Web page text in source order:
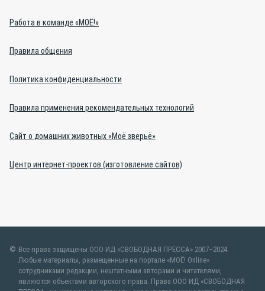
Работа в команде «МОЁ!»
Правила общения
Политика конфиденциальности
Правила применения рекомендательных технологий
Сайт о домашних животных «Моё зверьё»
Центр интернет-проектов (изготовление сайтов)
Все права защищены ООО ИД «СВОБОДНАЯ ПРЕССА» 2007–2024.
Любые материалы, размещенные на портале «МОЁ! Online»
сотрудниками редакции, нештатными авторами и читателями,
являются объектами авторского права. Права ООО ИД «СВОБОДНАЯ